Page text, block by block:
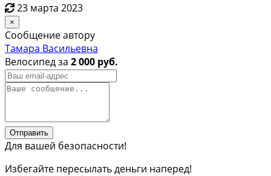
23 марта 2023
×
Сообщение автору
Тамара Васильевна
Велосипед за 2 000 руб.
Отправить
Для вашей безопасности!
Избегайте пересылать деньги наперед!